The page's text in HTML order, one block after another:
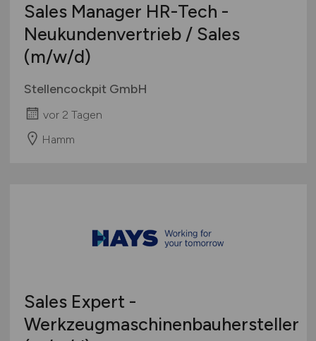
Sales Manager HR-Tech -
Neukundenvertrieb / Sales
(m/w/d)
Stellencockpit GmbH
vor 2 Tagen
Hamm
Sales Expert -
Werkzeugmaschinenbauhersteller